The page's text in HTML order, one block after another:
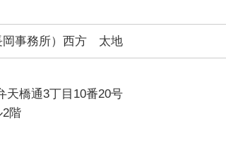
事務所）西方 太地
天橋通3丁目10番20号
2階